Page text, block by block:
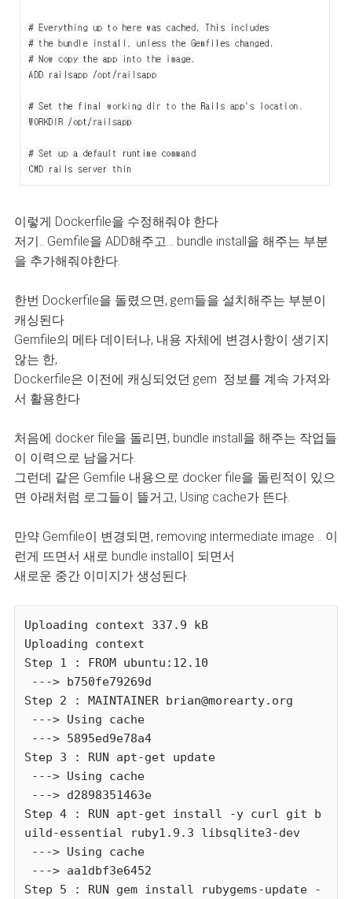
이렇게 Dockerfile을 수정해줘야 한다
저기.. Gemfile을 ADD해주고... bundle install을 해주는 부분
을 추가해줘야한다.
한번 Dockerfile을 돌렸으면, gem들을 설치해주는 부분이
캐싱된다
Gemfile의 메타 데이터나, 내용 자체에 변경사항이 생기지
않는 한,
Dockerfile은 이전에 캐싱되었던 gem 정보를 계속 가져와
서 활용한다
처음에 docker file을 돌리면, bundle install을 해주는 작업들
이 이력으로 남을거다.
그런데 같은 Gemfile 내용으로 docker file을 돌린적이 있으
면 아래처럼 로그들이 뜰거고, Using cache가 뜬다.
만약 Gemfile이 변경되면, removing intermediate image .. 이
런게 뜨면서 새로 bundle install이 되면서
새로운 중간 이미지가 생성된다.
Uploading context 337.9 kB
Uploading context
Step 1 : FROM ubuntu:12.10
Step 2 : MAINTAINER brian@morearty.org
Step 3 : RUN apt-get update
Step 4 : RUN apt-get install -y curl git b
uild-essential ruby1.9.3 libsqlite3-dev
Step 5 : RUN gem install rubygems-update -